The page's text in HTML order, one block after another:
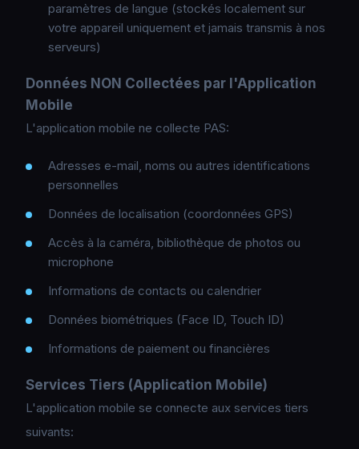
paramètres de langue (stockés localement sur
votre appareil uniquement et jamais transmis à nos
serveurs)
Données NON Collectées par l'Application
Mobile
L'application mobile ne collecte PAS:
Adresses e-mail, noms ou autres identifications
personnelles
Données de localisation (coordonnées GPS)
Accès à la caméra, bibliothèque de photos ou
microphone
Informations de contacts ou calendrier
Données biométriques (Face ID, Touch ID)
Informations de paiement ou financières
Services Tiers (Application Mobile)
L'application mobile se connecte aux services tiers
suivants: